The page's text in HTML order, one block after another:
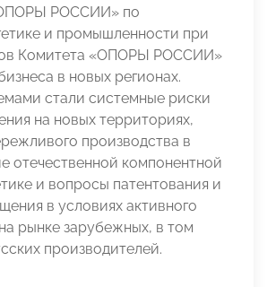
РОССИИ» по
и промышленности при
Комитета «ОПОРЫ РОССИИ»
в новых регионах.
стали системные риски
на новых территориях,
производства в
отечественной компонентной
и вопросы патентования и
в условиях активного
рынке зарубежных, в том
производителей.